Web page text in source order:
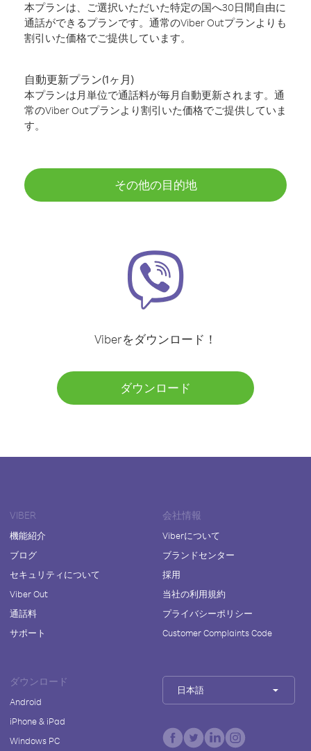
本プランは、ご選択いただいた特定の国へ30日間自由に
通話ができるプランです。通常のViber Outプランよりも
割引いた価格でご提供しています。
自動更新プラン(1ヶ月)
本プランは月単位で通話料が毎月自動更新されます。通
常のViber Outプランより割引いた価格でご提供していま
す。
その他の目的地
Viberをダウンロード！
ダウンロード
VIBER
機能紹介
ブログ
セキュリティについて
Viber Out
通話料
サポート
会社情報
Viberについて
ブランドセンター
採用
当社の利用規約
プライバシーポリシー
Customer Complaints Code
ダウンロード
Android
iPhone & iPad
Windows PC
日本語